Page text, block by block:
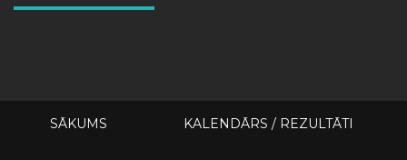
SĀKUMS KALENDĀRS / REZULTĀTI